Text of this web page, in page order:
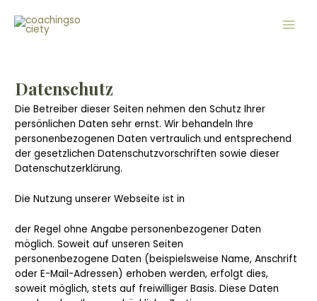
Inhalt
springen
Datenschutz
Die Betreiber dieser Seiten nehmen den Schutz Ihrer
persönlichen Daten sehr ernst. Wir behandeln Ihre
personenbezogenen Daten vertraulich und entsprechend
der gesetzlichen Datenschutzvorschriften sowie dieser
Datenschutzerklärung.
Die Nutzung unserer Webseite ist in
der Regel ohne Angabe personenbezogener Daten
möglich. Soweit auf unseren Seiten
personenbezogene Daten (beispielsweise Name, Anschrift
oder E-Mail-Adressen) erhoben werden, erfolgt dies,
soweit möglich, stets auf freiwilliger Basis. Diese Daten